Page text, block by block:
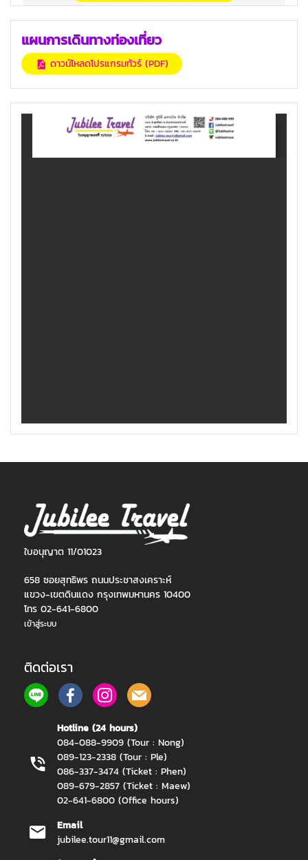
แผนการเดินทางท่องเที่ยว
ดาวน์โหลดโปรแกรมทัวร์ (PDF)
ใบอนุญาต 11/01023
658 ซอยสุทธิพร ถนนประชาสงเคราะห์
แขวง-เขตดินแดง กรุงเทพมหานคร 10400
โทร 02-641-6800
เข้าสู่ระบบ
ติดต่อเรา
Hotline (24 hours)
084-088-9909 (Tour : Nong)
089-123-2338 (Tour : Ple)
086-337-3474 (Ticket : Phen)
089-679-2857 (Ticket : Maew)
02-641-6800 (Office hours)
Email
jubilee.tour11@gmail.com